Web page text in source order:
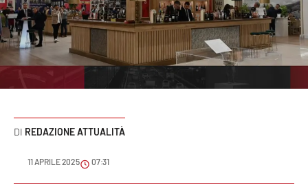
Italia Mondo
Sanità
REDAZIONE ATTUALITÀ
11 APRILE 2025 07:31